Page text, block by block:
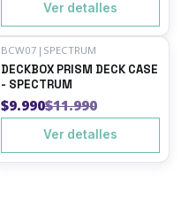
Ver detalles
-17% OFF
Agotado
BCW07 | SPECTRUM
DECKBOX PRISM DECK CASE
- SPECTRUM
$9.990$11.990
Ver detalles